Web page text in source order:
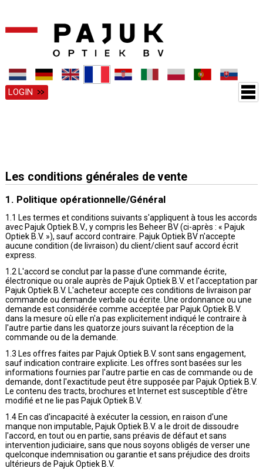
LOGIN
Les conditions générales de vente
1. Politique opérationnelle/Général
1.1 Les termes et conditions suivants s'appliquent à tous les accords
avec Pajuk Optiek B.V., y compris les Beheer BV (ci-après : « Pajuk
Optiek B.V. »), sauf accord contraire. Pajuk Optiek BV n'accepte
aucune condition (de livraison) du client/client sauf accord écrit
express.
1.2 L'accord se conclut par la passe d'une commande écrite,
électronique ou orale auprès de Pajuk Optiek B.V. et l'acceptation par
Pajuk Optiek B.V. L'acheteur accepte ces conditions de livraison par
commande ou demande verbale ou écrite. Une ordonnance ou une
demande est considérée comme acceptée par Pajuk Optiek B.V.
dans la mesure où elle n'a pas explicitement indiqué le contraire à
l'autre partie dans les quatorze jours suivant la réception de la
commande ou de la demande.
1.3 Les offres faites par Pajuk Optiek B.V. sont sans engagement,
sauf indication contraire explicite. Les offres sont basées sur les
informations fournies par l'autre partie en cas de commande ou de
demande, dont l'exactitude peut être supposée par Pajuk Optiek B.V.
Le contenu des tracts, brochures et Internet est susceptible d'être
modifié et ne lie pas Pajuk Optiek B.V.
1.4 En cas d'incapacité à exécuter la cession, en raison d'une
manque non imputable, Pajuk Optiek B.V. a le droit de dissoudre
l'accord, en tout ou en partie, sans préavis de défaut et sans
intervention judiciaire, sans que nous soyons obligés de verser une
quelconque indemnisation ou garantie et sans préjudice des droits
ultérieurs de Pajuk Optiek B.V.